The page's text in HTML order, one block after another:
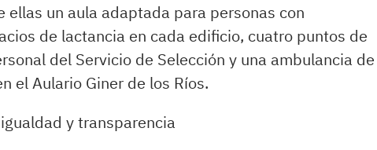
un aula adaptada para personas con
de lactancia en cada edificio, cuatro puntos de
del Servicio de Selección y una ambulancia de
el Aulario Giner de los Ríos.
y transparencia